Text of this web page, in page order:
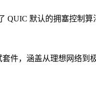
QUIC 默认的拥塞控制算
件，涵盖从理想网络到